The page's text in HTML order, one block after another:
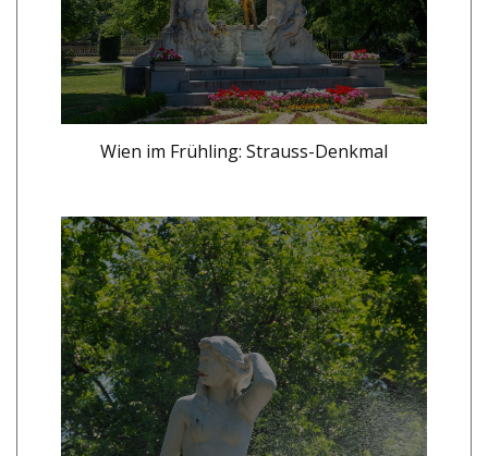
Wien im Frühling: Strauss-Denkmal